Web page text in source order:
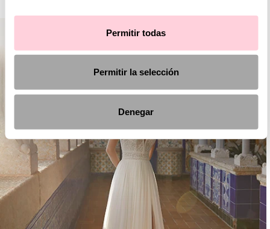
Permitir todas
Permitir la selección
Denegar